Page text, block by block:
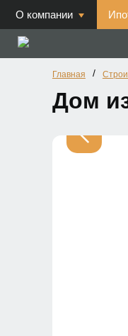
О компании
Главная /
Дом